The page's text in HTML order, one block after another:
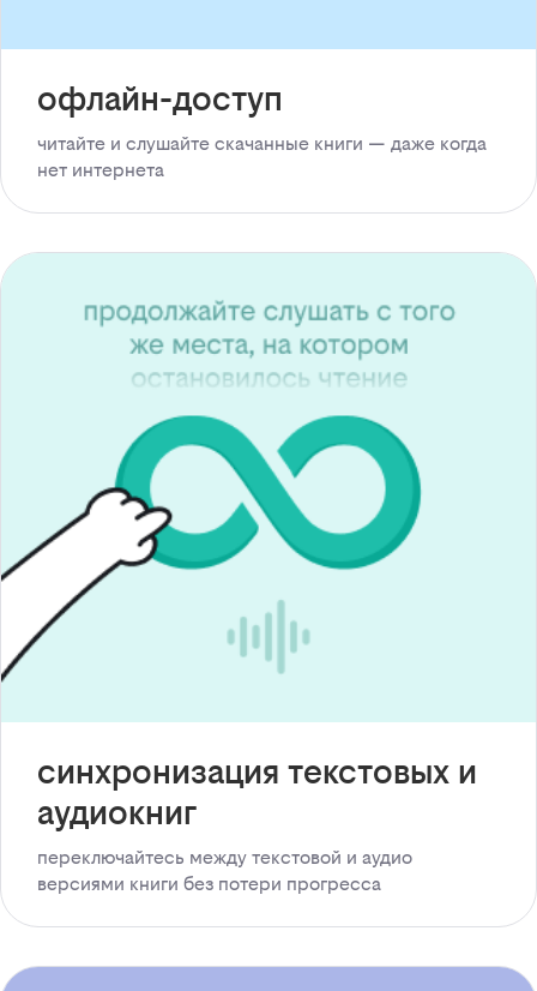
офлайн-доступ
читайте и слушайте скачанные книги — даже когда
нет интернета
синхронизация текстовых и
аудиокниг
переключайтесь между текстовой и аудио
версиями книги без потери прогресса